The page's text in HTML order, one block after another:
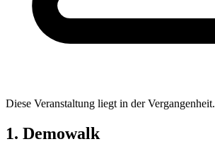
Diese Veranstaltung liegt in der Vergangenheit.
1. Demowalk